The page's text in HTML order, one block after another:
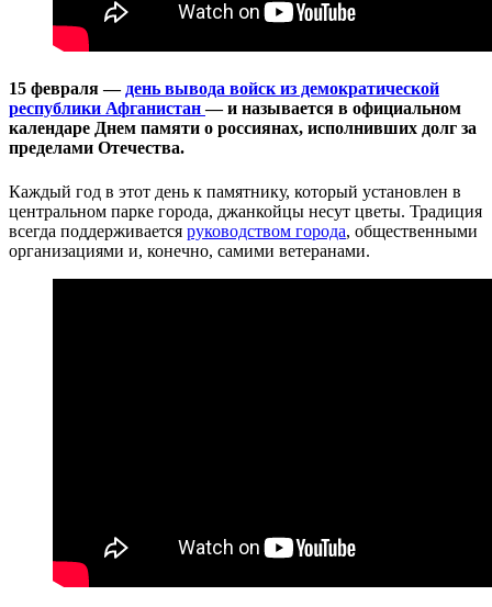
15 февраля —день вывода войск из демократической
республики Афганистан— и называется в официальном
календаре Днем памяти о россиянах, исполнивших долг за
пределами Отечества.
Каждый год в этот день к памятнику, который установлен в
центральном парке города, джанкойцы несут цветы. Традиция
всегда поддерживается руководством города, общественными
организациями и, конечно, самими ветеранами.